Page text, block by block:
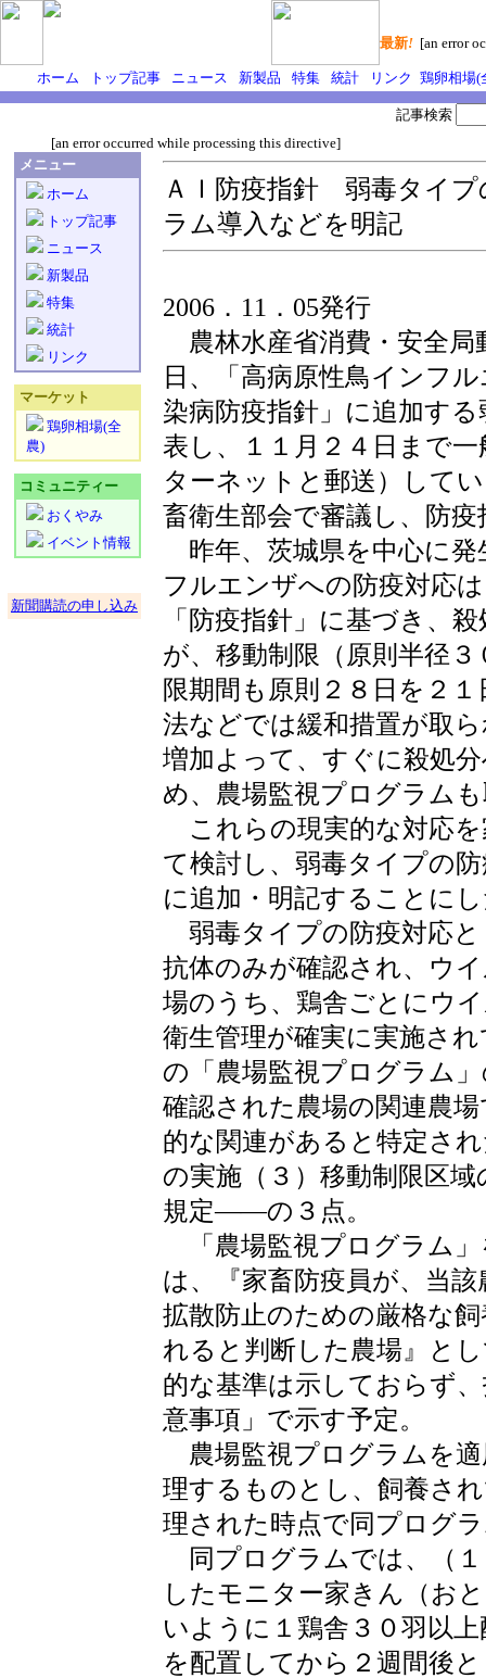
最新! [an error
ホーム トップ記事 ニュース 新製品 特集 統計 リンク 鶏卵相場(
[an error occurred while processing this directive]
記事検索
メニュー
ホーム
トップ記事
ニュース
新製品
特集
統計
リンク
マーケット
鶏卵相場(全
農)
コミュニティー
おくやみ
イベント情報
新聞購読の申し込み
ＡＩ防疫指針 弱毒タイ
ラム導入などを明記
2006．11．05発行
農林水産省消費・安全局
日、「高病原性鳥インフ
染病防疫指針」に追加す
表し、１１月２４日まで
ターネットと郵送）して
畜衛生部会で審議し、防
昨年、茨城県を中心に
フルエンザへの防疫対応
「防疫指針」に基づき、
が、移動制限（原則半径
限期間も原則２８日を２
法などでは緩和措置が取
増加よって、すぐに殺処
め、農場監視プログラム
これらの現実的な対応
て検討し、弱毒タイプの
に追加・明記することに
弱毒タイプの防疫対応
抗体のみが確認され、ウ
場のうち、鶏舎ごとにウ
衛生管理が確実に実施さ
の「農場監視プログラム
確認された農場の関連農
的な関連があると特定さ
の実施（３）移動制限区
規定――の３点。
「農場監視プログラム
は、『家畜防疫員が、当
拡散防止のための厳格な
れると判断した農場』と
的な基準は示しておらず
意事項」で示す予定。
農場監視プログラムを
理するものとし、飼養さ
理された時点で同プログ
同プログラムでは、（
したモニター家きん（お
いように１鶏舎３０羽以
を配置してから２週間後